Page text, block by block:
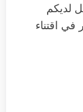
لديكم
اقتناء